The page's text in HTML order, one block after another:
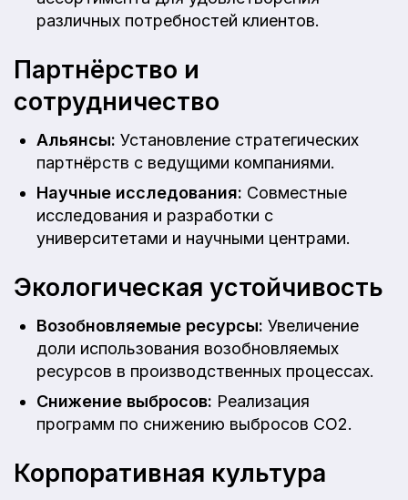
различных потребностей клиентов.
Партнёрство и
сотрудничество
Альянсы: Установление стратегических
партнёрств с ведущими компаниями.
Научные исследования: Совместные
исследования и разработки с
университетами и научными центрами.
Экологическая устойчивость
Возобновляемые ресурсы: Увеличение
доли использования возобновляемых
ресурсов в производственных процессах.
Снижение выбросов: Реализация
программ по снижению выбросов СО2.
Корпоративная культура